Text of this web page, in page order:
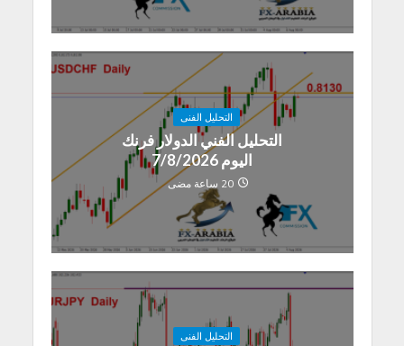
التحليل الفنى
التحليل الفني الدولار فرنك
اليوم 7/8/2026
20 ساعة مضى
التحليل الفنى